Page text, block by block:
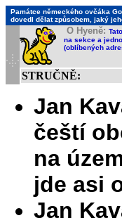
Památce německého ovčáka
dovedl dělat způsobem, jaký
O Hyeně:
na sekce a
(oblíbených
STRUČNĚ:
Jan
čeští
na
jde asi
Jan